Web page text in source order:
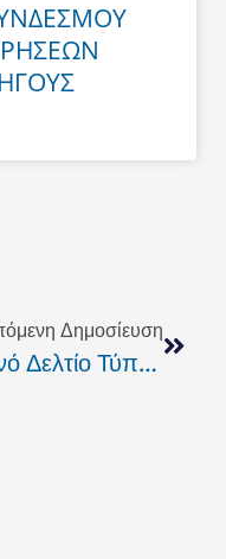
Δημοσίευση
Κοινό Δελτίο Τύπου Των Σωματείων Επιβατικών Μεταφορών Σαντορίνης.